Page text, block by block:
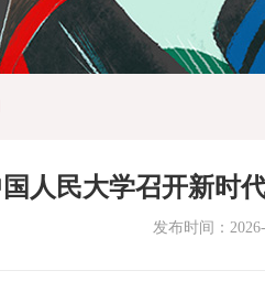
人民大学召开新时
发布时间：